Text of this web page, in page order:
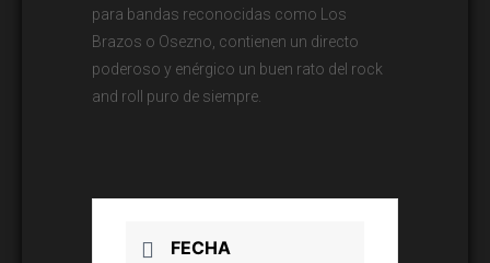
para bandas reconocidas como Los
Brazos o Osezno, contienen un directo
poderoso y enérgico un buen rato del rock
and roll puro de siempre.
FECHA